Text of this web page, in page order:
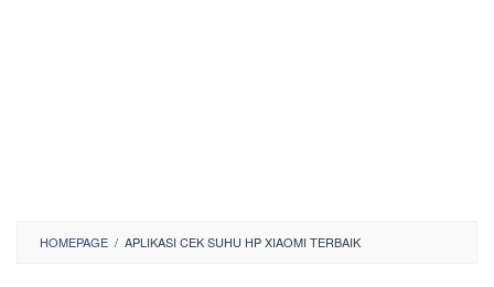
HOMEPAGE / APLIKASI CEK SUHU HP XIAOMI TERBAIK